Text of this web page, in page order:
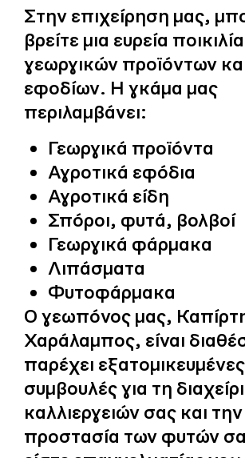
Στην επιχείρηση μας,
βρείτε μια ευρεία ποικιλία
γεωργικών προϊόντων
εφοδίων. Η γκάμα μας
περιλαμβάνει:
Γεωργικά προϊόντα
Αγροτικά εφόδια
Αγροτικά είδη
Σπόροι, φυτά, βολβοί
Γεωργικά φάρμακα
Λιπάσματα
Φυτοφάρμακα
Ο γεωπόνος μας,
Χαράλαμπος, είναι
παρέχει εξατομικευμένες
συμβουλές για τη
καλλιεργειών σας και την
προστασία των φυτών